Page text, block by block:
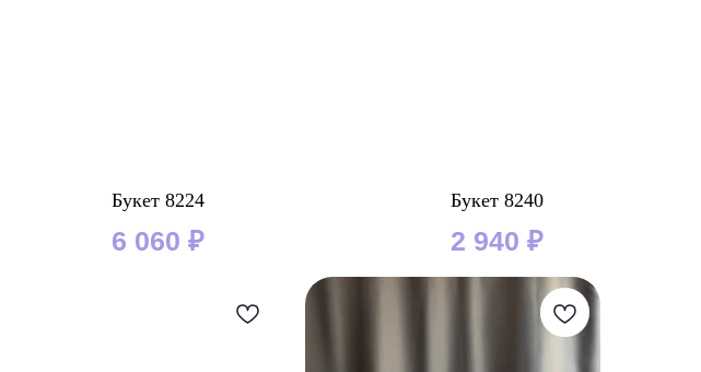
Букет 8224
6 060 ₽
Букет 8240
2 940 ₽